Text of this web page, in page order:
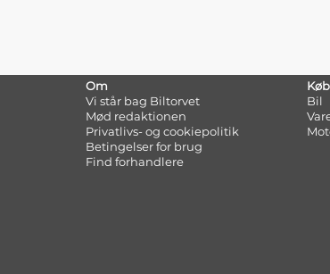
Om
Vi står bag Biltorvet
Mød redaktionen
Privatlivs- og cookiepolitik
Betingelser for brug
Find forhandlere
Køb
Bil